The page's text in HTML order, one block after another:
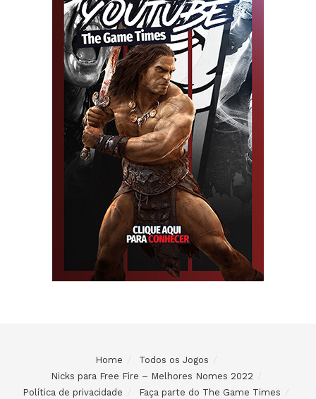
Home
Todos os Jogos
Nicks para Free Fire – Melhores Nomes 2022
Política de privacidade
Faça parte do The Game Times